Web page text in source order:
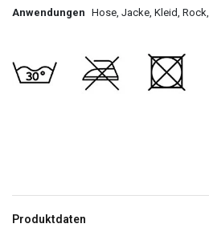
Anwendungen Hose, Jacke, Kleid,
Produktdaten